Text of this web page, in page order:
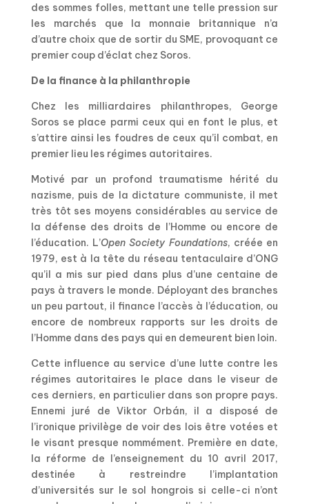
des sommes folles, mettant une telle pression sur
les marchés que la monnaie britannique n’a
d’autre choix que de sortir du SME, provoquant ce
premier coup d’éclat chez Soros.
De la finance à la philanthropie
Chez les milliardaires philanthropes, George
Soros se place parmi ceux qui en font le plus, et
s’attire ainsi les foudres de ceux qu’il combat, en
premier lieu les régimes autoritaires.
Motivé par un profond traumatisme hérité du
nazisme, puis de la dictature communiste, il met
très tôt ses moyens considérables au service de
la défense des droits de l’Homme ou encore de
l’éducation. L’Open Society Foundations, créée en
1979, est à la tête du réseau tentaculaire d’ONG
qu’il a mis sur pied dans plus d’une centaine de
pays à travers le monde. Déployant des branches
un peu partout, il finance l’accès à l’éducation, ou
encore de nombreux rapports sur les droits de
l’Homme dans des pays qui en demeurent bien loin.
Cette influence au service d’une lutte contre les
régimes autoritaires le place dans le viseur de
ces derniers, en particulier dans son propre pays.
Ennemi juré de Viktor Orbán, il a disposé de
l’ironique privilège de voir des lois être votées et
le visant presque nommément. Première en date,
la réforme de l’enseignement du 10 avril 2017,
destinée à restreindre l’implantation
d’universités sur le sol hongrois si celle-ci n’ont